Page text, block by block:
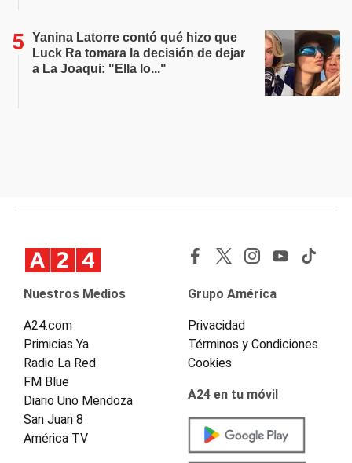
Yanina Latorre contó qué hizo que
Luck Ra tomara la decisión de dejar
a La Joaqui: "Ella lo..."
Nuestros Medios
A24.com
Primicias Ya
Radio La Red
FM Blue
Diario Uno Mendoza
San Juan 8
América TV
Grupo América
Privacidad
Términos y Condiciones
Cookies
A24 en tu móvil